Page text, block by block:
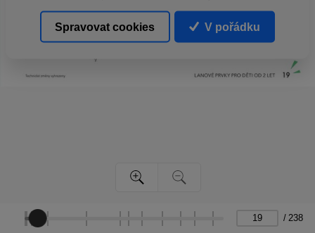
/ 238
Spravovat cookies V pořádku